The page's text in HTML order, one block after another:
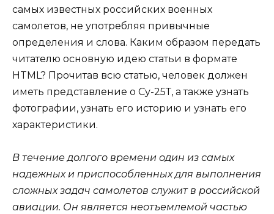
самых известных российских военных
самолетов, не употребляя привычные
определения и слова. Каким образом передать
читателю основную идею статьи в формате
HTML? Прочитав всю статью, человек должен
иметь представление о Су-25Т, а также узнать
фотографии, узнать его историю и узнать его
характеристики.
В течение долгого времени один из самых
надежных и приспособленных для выполнения
сложных задач самолетов служит в российской
авиации. Он является неотъемлемой частью